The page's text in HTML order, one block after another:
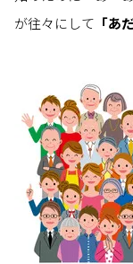
が往々にして 「あ